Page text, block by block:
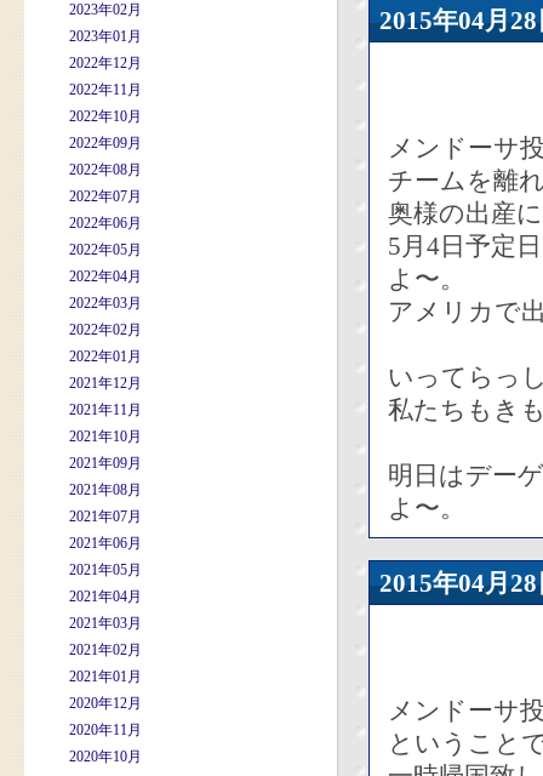
2023年02月
2023年01月
2022年12月
2022年11月
2022年10月
2022年09月
2022年08月
2022年07月
2022年06月
2022年05月
2022年04月
2022年03月
2022年02月
2022年01月
2021年12月
2021年11月
2021年10月
2021年09月
2021年08月
2021年07月
2021年06月
2021年05月
2021年04月
2021年03月
2021年02月
2021年01月
2020年12月
2020年11月
2020年10月
2015年04
メンドーサ
チームを離
奥様の出産
5月4日予定
よ〜。
アメリカで
いってらっ
私たちもき
明日はデー
よ〜。
2015年04
メンドーサ
ということ